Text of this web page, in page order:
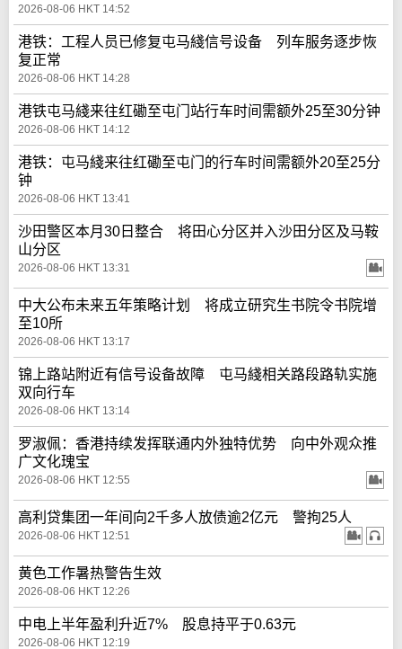
2026-08-06 HKT 14:52
港铁：工程人员已修复屯马綫信号设备 列车服务逐步恢
复正常
2026-08-06 HKT 14:28
港铁屯马綫来往红磡至屯门站行车时间需额外25至30分钟
2026-08-06 HKT 14:12
港铁：屯马綫来往红磡至屯门的行车时间需额外20至25分
钟
2026-08-06 HKT 13:41
沙田警区本月30日整合 将田心分区并入沙田分区及马鞍
山分区
2026-08-06 HKT 13:31
中大公布未来五年策略计划 将成立研究生书院令书院增
至10所
2026-08-06 HKT 13:17
锦上路站附近有信号设备故障 屯马綫相关路段路轨实施
双向行车
2026-08-06 HKT 13:14
罗淑佩：香港持续发挥联通内外独特优势 向中外观众推
广文化瑰宝
2026-08-06 HKT 12:55
高利贷集团一年间向2千多人放债逾2亿元 警拘25人
2026-08-06 HKT 12:51
黄色工作暑热警告生效
2026-08-06 HKT 12:26
中电上半年盈利升近7% 股息持平于0.63元
2026-08-06 HKT 12:19